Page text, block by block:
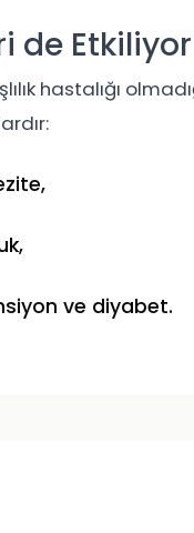
de
hastalığı
ve diyabet.